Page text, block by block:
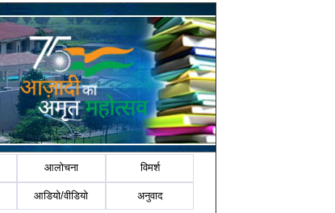
आलोचना विमर्श
आडियो/वीडियो अनुवाद